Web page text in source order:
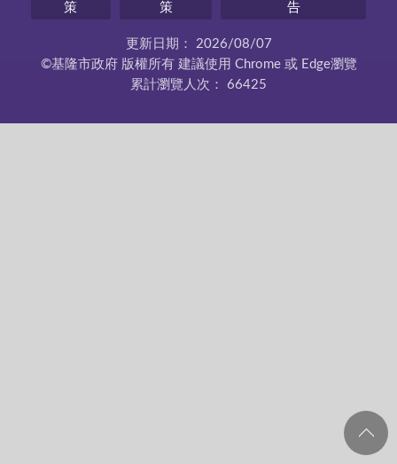
策
策
告
更新日期： 2026/08/07
©基隆市政府 版權所有 建議使用 Chrome 或 Edge瀏覽
累計瀏覽人次： 66425